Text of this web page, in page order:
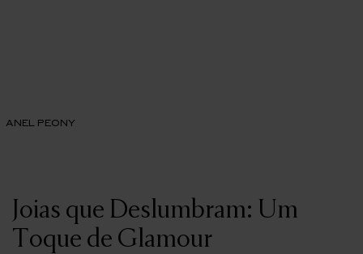
ANEL PEONY
Joias que Deslumbram: Um
Toque de Glamour